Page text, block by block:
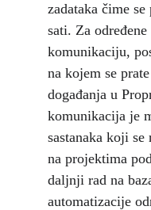
zadataka čime
sati. Za
komunikaciju,
na kojem se
događanja u
komunikacija je
sastanaka koji
na projektima
daljnji rad na
automatizacije